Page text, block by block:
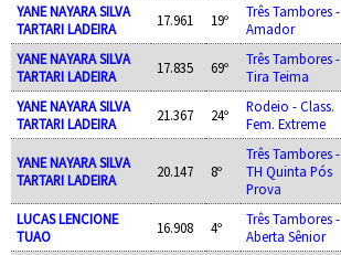
YANE NAYARA SILVA
TARTARI LADEIRA
17.961 19º
Três Tambores -
Amador
YANE NAYARA SILVA
TARTARI LADEIRA
17.835 69º
Três Tambores -
Tira Teima
YANE NAYARA SILVA
TARTARI LADEIRA
21.367 24º
Rodeio - Class.
Fem. Extreme
YANE NAYARA SILVA
TARTARI LADEIRA
20.147 8º
Três Tambores -
TH Quinta Pós
Prova
LUCAS LENCIONE
TUAO
16.908 4º
Três Tambores -
Aberta Sênior